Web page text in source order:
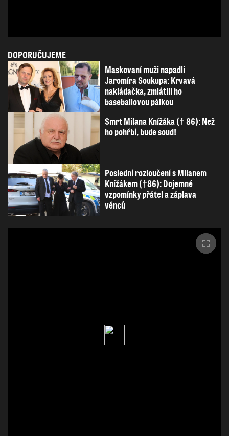
DOPORUČUJEME
Maskovaní muži napadli
Jaromíra Soukupa: Krvavá
nakládačka, zmlátili ho
baseballovou pálkou
Smrt Milana Knížáka († 86): Než
ho pohřbí, bude soud!
Poslední rozloučení s Milanem
Knížákem (†86): Dojemné
vzpomínky přátel a záplava
věnců